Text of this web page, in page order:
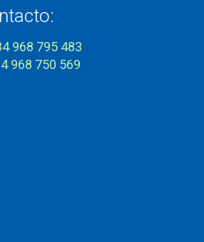
968 795 483
968 750 569